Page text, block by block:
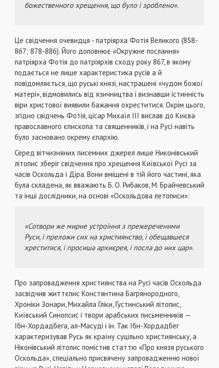
божественного хрещення, що було і зроблено».
Це свідчення очевидця - патріярха Фотія Великого (858-
867; 878-886). Його доповнює «Окружне послання»
патріярха Фотія до патріярхів сходу року 867, в якому
подається не лише характеристика русів а й
повідомляється, що руські князі, настрашені «чудом божої
матері», відмовились від язичництва і визнавши істинність
віри христової виявили бажання охреститися. Окрім цього,
згідно свідчень Фотія, цісар Михаїл ІІІ вислав до Києва
православного єпископа та священників, і на Русі навіть
було засновано окрему єпархію.
Серед вітчизняних писемних джерел лише Никонівський
літопис зберіг свідчення про хрещення Київської Русі за
часів Оскольда і Діра. Вони вміщені в тій його частині, яка
була складена, як вважають Б. О. Рибаков, М. Брайчевський
та інші дослідники, на основі «Оскольдова летописи»:
«Сотвори же мирне устроїння з прежереченими
Руси, і преложи сих на християнство, і обещавшеся
хреститися, і просиша архиєрея, і посла до них цар».
Про запровадження християнства на Русі часів Оскольда
засвідчив життєпис Констянтина Багрянородного,
Хроніки Зонари, Михайла Гліки, Густинський літопис,
Київський Синопсис і твори арабських письменників —
Ібн-Хордадбега, ал-Масуді і ін. Так Ібн-Хордадбег
характеризував Русь як країну суцільно християнську, а
Ніконівський літопис помістив статтю «Про князя руського
Оскольда», спеціально присвячену запровадженню нової